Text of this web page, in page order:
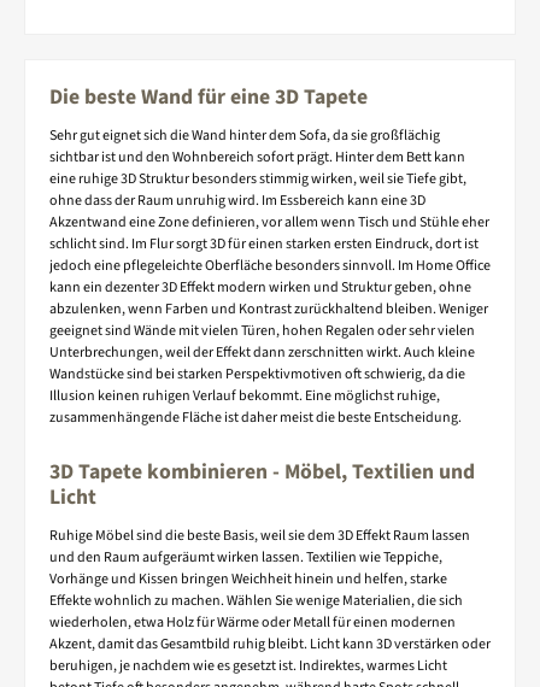
Die beste Wand für eine 3D Tapete
Sehr gut eignet sich die Wand hinter dem Sofa, da sie großflächig
sichtbar ist und den Wohnbereich sofort prägt. Hinter dem Bett kann
eine ruhige 3D Struktur besonders stimmig wirken, weil sie Tiefe gibt,
ohne dass der Raum unruhig wird. Im Essbereich kann eine 3D
Akzentwand eine Zone definieren, vor allem wenn Tisch und Stühle eher
schlicht sind. Im Flur sorgt 3D für einen starken ersten Eindruck, dort ist
jedoch eine pflegeleichte Oberfläche besonders sinnvoll. Im Home Office
kann ein dezenter 3D Effekt modern wirken und Struktur geben, ohne
abzulenken, wenn Farben und Kontrast zurückhaltend bleiben. Weniger
geeignet sind Wände mit vielen Türen, hohen Regalen oder sehr vielen
Unterbrechungen, weil der Effekt dann zerschnitten wirkt. Auch kleine
Wandstücke sind bei starken Perspektivmotiven oft schwierig, da die
Illusion keinen ruhigen Verlauf bekommt. Eine möglichst ruhige,
zusammenhängende Fläche ist daher meist die beste Entscheidung.
3D Tapete kombinieren - Möbel, Textilien und
Licht
Ruhige Möbel sind die beste Basis, weil sie dem 3D Effekt Raum lassen
und den Raum aufgeräumt wirken lassen. Textilien wie Teppiche,
Vorhänge und Kissen bringen Weichheit hinein und helfen, starke
Effekte wohnlich zu machen. Wählen Sie wenige Materialien, die sich
wiederholen, etwa Holz für Wärme oder Metall für einen modernen
Akzent, damit das Gesamtbild ruhig bleibt. Licht kann 3D verstärken oder
beruhigen, je nachdem wie es gesetzt ist. Indirektes, warmes Licht